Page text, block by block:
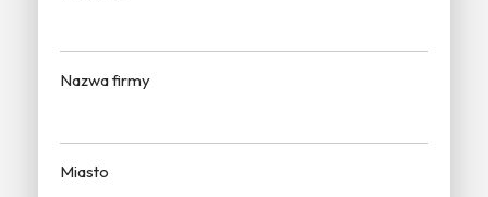
Nazwa firmy
Miasto